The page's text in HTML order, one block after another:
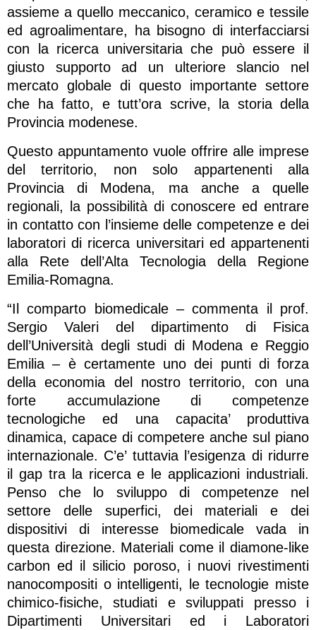
assieme a quello meccanico, ceramico e tessile
ed agroalimentare, ha bisogno di interfacciarsi
con la ricerca universitaria che può essere il
giusto supporto ad un ulteriore slancio nel
mercato globale di questo importante settore
che ha fatto, e tutt’ora scrive, la storia della
Provincia modenese.
Questo appuntamento vuole offrire alle imprese
del territorio, non solo appartenenti alla
Provincia di Modena, ma anche a quelle
regionali, la possibilità di conoscere ed entrare
in contatto con l’insieme delle competenze e dei
laboratori di ricerca universitari ed appartenenti
alla Rete dell’Alta Tecnologia della Regione
Emilia-Romagna.
“Il comparto biomedicale – commenta il prof.
Sergio Valeri del dipartimento di Fisica
dell’Università degli studi di Modena e Reggio
Emilia – è certamente uno dei punti di forza
della economia del nostro territorio, con una
forte accumulazione di competenze
tecnologiche ed una capacita’ produttiva
dinamica, capace di competere anche sul piano
internazionale. C’e’ tuttavia l’esigenza di ridurre
il gap tra la ricerca e le applicazioni industriali.
Penso che lo sviluppo di competenze nel
settore delle superfici, dei materiali e dei
dispositivi di interesse biomedicale vada in
questa direzione. Materiali come il diamone-like
carbon ed il silicio poroso, i nuovi rivestimenti
nanocompositi o intelligenti, le tecnologie miste
chimico-fisiche, studiati e sviluppati presso i
Dipartimenti Universitari ed i Laboratori